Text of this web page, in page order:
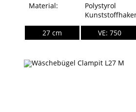
Material:
Polystyrol
27 cm
VE: 750